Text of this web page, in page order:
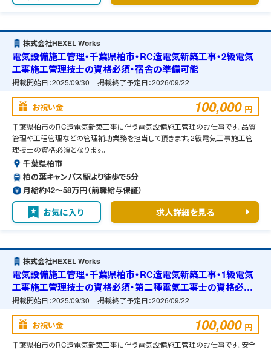
株式会社HEXEL Works
電気設備施工管理・千葉県柏市・RC造電気新築工事・2級電気
工事施工管理技士の資格必須・宿舎の準備可能
掲載開始日：2025/09/30 掲載終了予定日：2026/09/22
お祝い金 100,000 円
千葉県柏市のRC造電気新築工事に伴う電気設備施工管理のお仕事です。品質
管理や工程管理などの管理補助業務を担当して頂きます。2級電気工事施工管
理技士の資格必須となります。
千葉県柏市
柏の葉キャンパス駅より徒歩で5分
月給約42〜58万円（前職給与保証）
お気に入り 求人詳細を見る
株式会社HEXEL Works
電気設備施工管理・千葉県柏市・RC造電気新築工事・1級電気
工事施工管理技士の資格必須・第二種電気工事士の資格必須・
宿舎の準備可能
掲載開始日：2025/09/30 掲載終了予定日：2026/09/22
お祝い金 100,000 円
千葉県柏市のRC造電気新築工事に伴う電気設備施工管理のお仕事です。安全